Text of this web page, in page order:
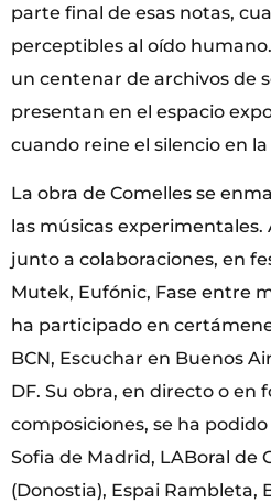
parte final de esas notas,
perceptibles al oído
un centenar de archivos de
presentan en el espacio
cuando reine el silencio en la
La obra de Comelles se
las músicas
junto a colaboraciones, en
Mutek, Eufónic, Fase entre
ha participado en
BCN, Escuchar en Buenos
DF. Su obra, en directo o en
composiciones, se ha
Sofia de Madrid, LABoral de
(Donostia), Espai Rambleta,